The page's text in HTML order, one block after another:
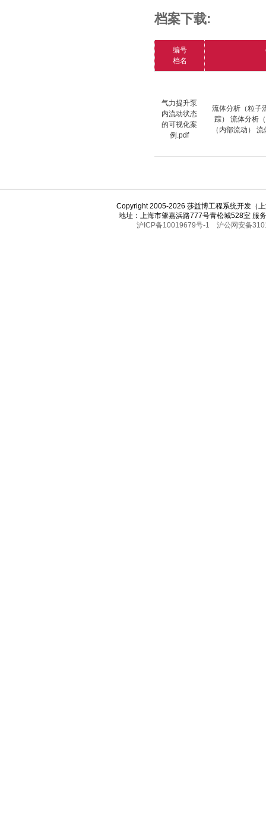
档案下载:
编号
档名
气力提升泵
内流动状态
的可视化案
例.pdf
流体分析（粒子
踪） 流体分析
（内部流动）
Copyright 2005-2026 莎益博工程系统开发（
地址：上海市肇嘉浜路777号青松城528室 服
沪ICP备10019679号-1
沪公网安备